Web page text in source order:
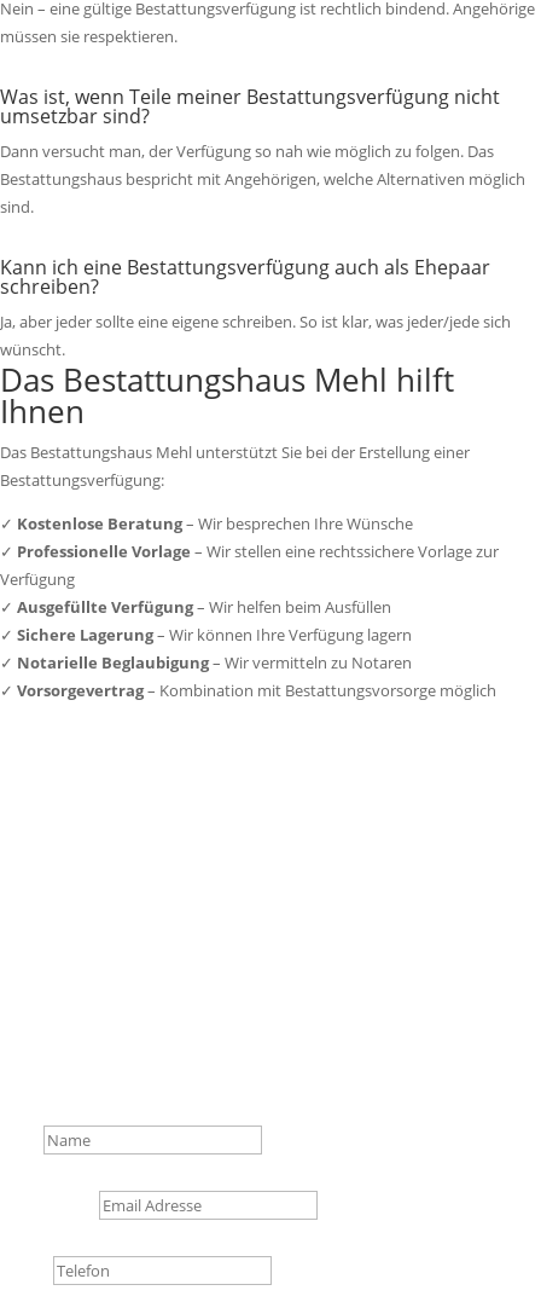
Nein – eine gültige Bestattungsverfügung ist rechtlich bindend. Angehörige
müssen sie respektieren.
Was ist, wenn Teile meiner Bestattungsverfügung nicht
umsetzbar sind?
Dann versucht man, der Verfügung so nah wie möglich zu folgen. Das
Bestattungshaus bespricht mit Angehörigen, welche Alternativen möglich
sind.
Kann ich eine Bestattungsverfügung auch als Ehepaar
schreiben?
Ja, aber jeder sollte eine eigene schreiben. So ist klar, was jeder/jede sich
wünscht.
Das Bestattungshaus Mehl hilft
Ihnen
Das Bestattungshaus Mehl unterstützt Sie bei der Erstellung einer
Bestattungsverfügung:
✓ Kostenlose Beratung– Wir besprechen Ihre Wünsche
✓ Professionelle Vorlage – Wir stellen eine rechtssichere Vorlage zur
Verfügung
✓ Ausgefüllte Verfügung– Wir helfen beim Ausfüllen
✓ Sichere Lagerung– Wir können Ihre Verfügung lagern
✓ Notarielle Beglaubigung– Wir vermitteln zu Notaren
✓ Vorsorgevertrag– Kombination mit Bestattungsvorsorge möglich